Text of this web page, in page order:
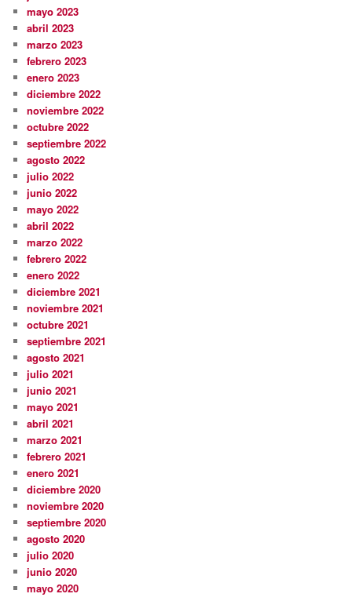
mayo 2023
abril 2023
marzo 2023
febrero 2023
enero 2023
diciembre 2022
noviembre 2022
octubre 2022
septiembre 2022
agosto 2022
julio 2022
junio 2022
mayo 2022
abril 2022
marzo 2022
febrero 2022
enero 2022
diciembre 2021
noviembre 2021
octubre 2021
septiembre 2021
agosto 2021
julio 2021
junio 2021
mayo 2021
abril 2021
marzo 2021
febrero 2021
enero 2021
diciembre 2020
noviembre 2020
septiembre 2020
agosto 2020
julio 2020
junio 2020
mayo 2020